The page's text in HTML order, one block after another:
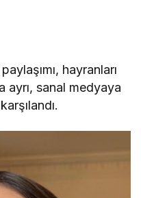
hayranları
ayrı, sanal medyaya